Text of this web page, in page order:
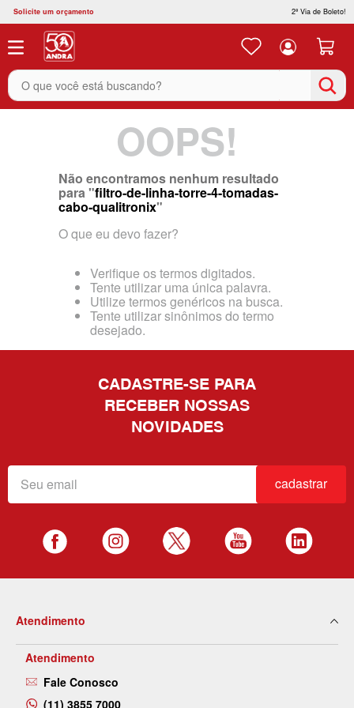
Solicite um orçamento 2ª Via de Boleto!
O que você está buscando?
OOPS!
Não encontramos nenhum resultado
para "filtro-de-linha-torre-4-tomadas-
cabo-qualitronix"
O que eu devo fazer?
Verifique os termos digitados.
Tente utilizar uma única palavra.
Utilize termos genéricos na busca.
Tente utilizar sinônimos do termo
desejado.
CADASTRE-SE PARA
RECEBER NOSSAS
NOVIDADES
cadastrar
Atendimento
Atendimento
Fale Conosco
(11) 3855 7000